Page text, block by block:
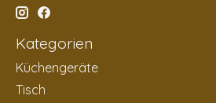
Kategorien
Küchengeräte
Tisch